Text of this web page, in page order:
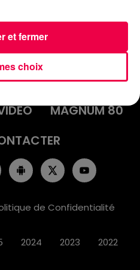
EMISSIONS
PODCASTS
MAGNUM 80
de Confidentialité
2024 2023 2022
choix
et fermer